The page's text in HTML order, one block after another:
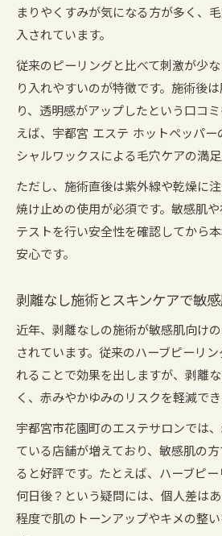
まりやくすみが気になる方が多く、
入されています。
従来のピーリングと比べて刺激が少
り入れやすいのが特徴です。施術後
り、透明感がアップしたという口コ
えば、宇都宮 エステ ホットペッパー
シャルワックスによる毛穴ケアの満足
ただし、施術直後は紫外線や乾燥に
焼け止めの使用が必須です。敏感肌
テストを行い安全性を確認してから
安心です。
剥離なし施術とスキンケアで敏
近年、剥離なしの施術が敏感肌向け
されています。従来のハーブピーリ
れることで効果を出しますが、剥離
く、赤みやかゆみのリスクを軽減でき
宇都宮市花園町のエステサロンでは
ている店舗が増えており、敏感肌の
ると好評です。たとえば、ハーブピ
何日後？という疑問には、個人差は
程度で肌のトーンアップやキメの整